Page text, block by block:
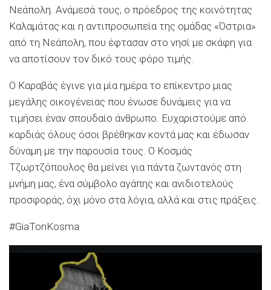
Νεάπολη. Ανάμεσά τους, ο πρόεδρος της κοινότητας
Καλαμάτας και η αντιπροσωπεία της ομάδας «Όστρια»
από τη Νεάπολη, που έφτασαν στο νησί με σκάφη για
να αποτίσουν τον δικό τους φόρο τιμής.
Ο Καραβάς έγινε για μία ημέρα το επίκεντρο μιας
μεγάλης οικογένειας που ένωσε δυνάμεις για να
τιμήσει έναν σπουδαίο άνθρωπο. Ευχαριστούμε από
καρδιάς όλους όσοι βρέθηκαν κοντά μας και έδωσαν
δύναμη με την παρουσία τους. Ο Κοσμάς
Τζωρτζόπουλος θα μείνει για πάντα ζωντανός στη
μνήμη μας, ένα σύμβολο αγάπης και ανιδιοτελούς
προσφοράς, όχι μόνο στα λόγια, αλλά και στις πράξεις.
#GiaTonKosma